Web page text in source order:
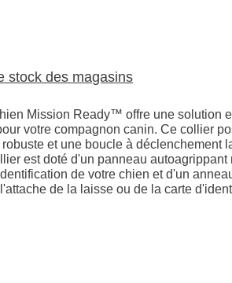
stock des magasins
Mission Ready™ offre une solution
votre compagnon canin. Ce collier
et une boucle à déclenchement
est doté d'un panneau autoagrippant
de votre chien et d'un
de la laisse ou de la carte